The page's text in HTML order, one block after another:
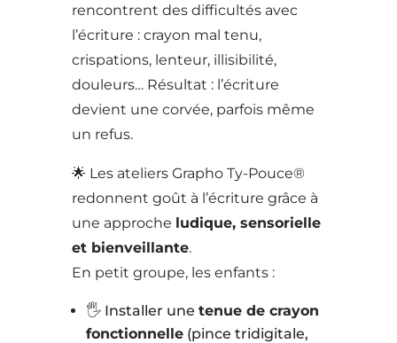
rencontrent des difficultés avec
l’écriture : crayon mal tenu,
crispations, lenteur, illisibilité,
douleurs… Résultat : l’écriture
devient une corvée, parfois même
un refus.
🌟 Les ateliers Grapho Ty-Pouce®
redonnent goût à l’écriture grâce à
une approche ludique, sensorielle
et bienveillante.
En petit groupe, les enfants :
🖐️ Installer une tenue de crayon
fonctionnelle (pince tridigitale,